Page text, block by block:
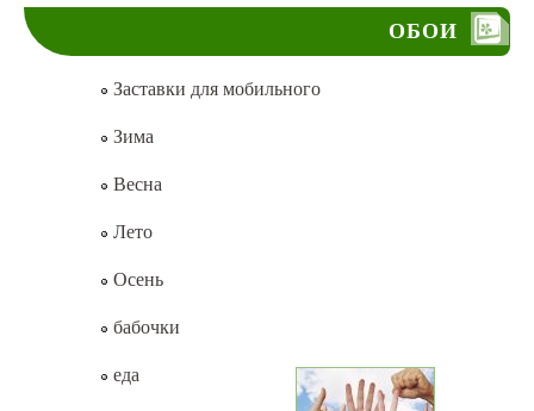
ОБОИ
Заставки для мобильного
Зима
Весна
Лето
Осень
бабочки
еда